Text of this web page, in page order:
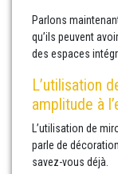
Parlons
qu’ils peuvent
des espaces
L’utilisation
amplitude à
L’utilisation de
parle de
savez-vous déjà.